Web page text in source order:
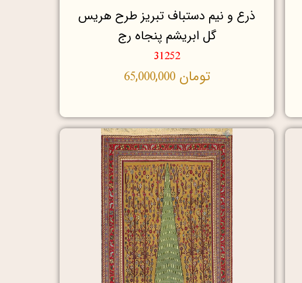
ذرع و نیم دستباف تبریز طرح هریس
گل ابریشم پنجاه رج
31252
تومان 65,000,000